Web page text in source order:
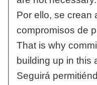
Por ello, se crean
compromisos de
That is why
building up in this
Seguirá